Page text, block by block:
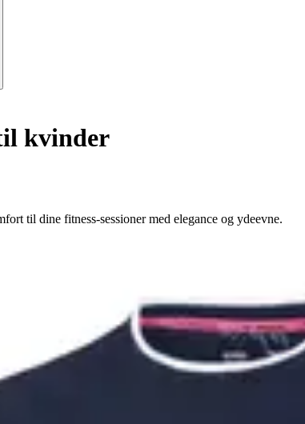
kvinder
til dine fitness-sessioner med elegance og ydeevne.